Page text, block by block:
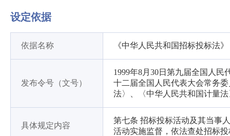
设定依据
依据名称 《中华人民共和国招标投标法》
发布令号（文号）
1999年8月30日第九届全国人
十二届全国人民代表大会常务
法〉、〈中华人民共和国计量
具体规定内容
第七条 招标投标活动及其当事
活动实施监督，依法查处招标